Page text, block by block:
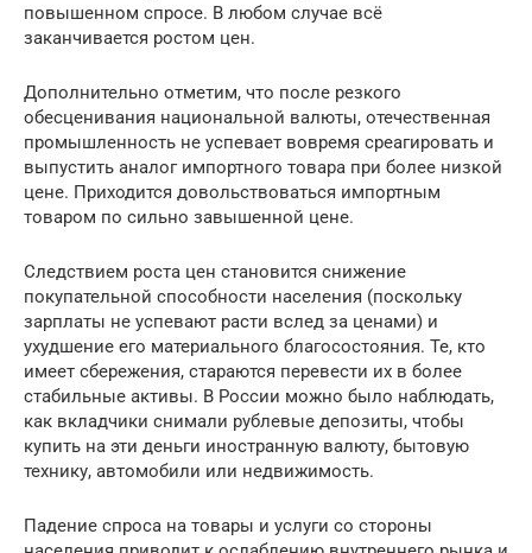
повышенном спросе. В любом случае всё
заканчивается ростом цен.
Дополнительно отметим, что после резкого
обесценивания национальной валюты, отечественная
промышленность не успевает вовремя среагировать и
выпустить аналог импортного товара при более низкой
цене. Приходится довольствоваться импортным
товаром по сильно завышенной цене.
Следствием роста цен становится снижение
покупательной способности населения (поскольку
зарплаты не успевают расти вслед за ценами) и
ухудшение его материального благосостояния. Те, кто
имеет сбережения, стараются перевести их в более
стабильные активы. В России можно было наблюдать,
как вкладчики снимали рублевые депозиты, чтобы
купить на эти деньги иностранную валюту, бытовую
технику, автомобили или недвижимость.
Падение спроса на товары и услуги со стороны